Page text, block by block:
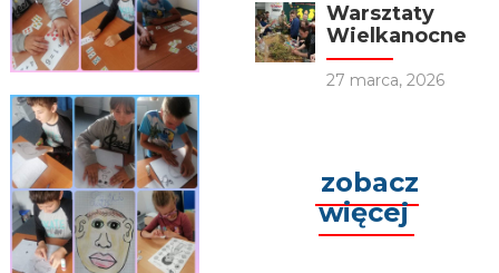
Warsztaty
Wielkanocne
27 marca, 2026
zobacz
więcej